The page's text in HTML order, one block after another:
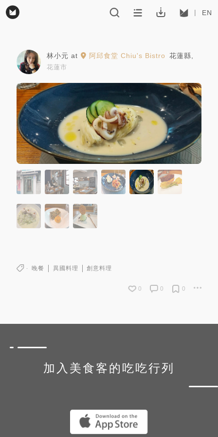
EN
林小元 at 阿邱食堂 Chiu's Bistro 花蓮縣
花蓮市
晚餐 異國料理 創意料理
0 0 0
加入美食客的吃吃行列